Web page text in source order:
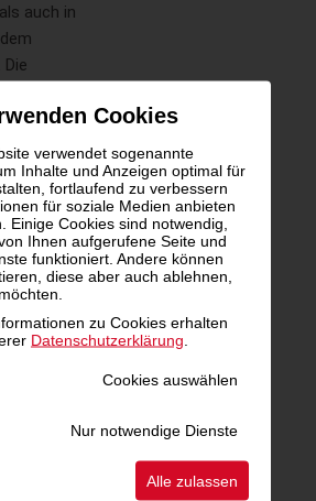
Cookies
verwendet sogenannte
Inhalte und Anzeigen optimal für
fortlaufend zu verbessern
für soziale Medien anbieten
Einige Cookies sind notwendig,
Ihnen aufgerufene Seite und
funktioniert. Andere können
diese aber auch ablehnen,
zu Cookies erhalten
Datenschutzerklärung
Cookies auswählen
Nur notwendige Dienste
Alle zulassen
auch in
da
des
seine
Weitere
in München
erste
Alexander
wurde er auch